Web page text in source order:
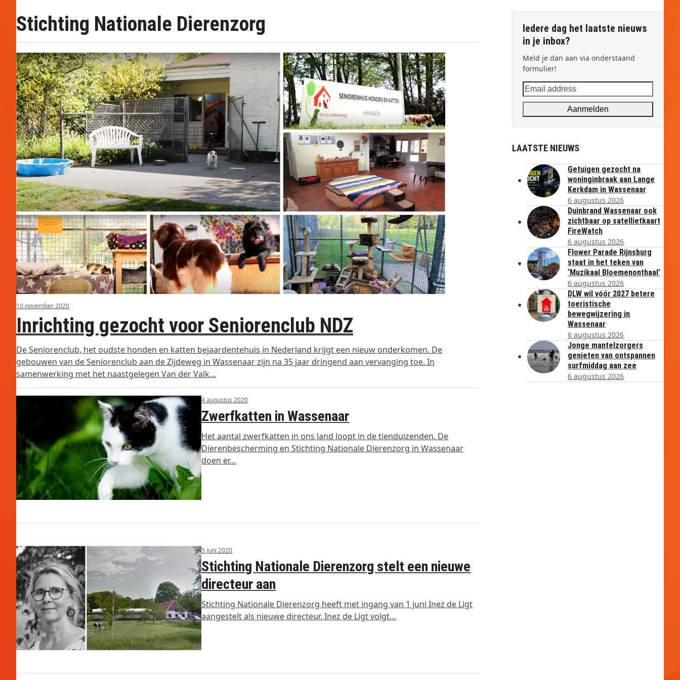
Stichting Nationale Dierenzorg
10 november 2020
Inrichting gezocht voor Seniorenclub NDZ
De Seniorenclub, het oudste honden en katten bejaardentehuis in Nederland krijgt een nieuw onderkomen. De
gebouwen van de Seniorenclub aan de Zijdeweg in Wassenaar zijn na 35 jaar dringend aan vervanging toe. In
samenwerking met het naastgelegen Van der Valk…
4 augustus 2020
Zwerfkatten in Wassenaar
Het aantal zwerfkatten in ons land loopt in de tienduizenden. De
Dierenbescherming en Stichting Nationale Dierenzorg in Wassenaar
doen er…
5 juni 2020
Stichting Nationale Dierenzorg stelt een nieuwe
directeur aan
Stichting Nationale Dierenzorg heeft met ingang van 1 juni Inez de Ligt
aangestelt als nieuwe directeur. Inez de Ligt volgt…
Iedere dag het laatste nieuws
in je inbox?
Meld je dan aan via onderstaand
formulier!
Email
address
Aanmelden
LAATSTE NIEUWS
Getuigen gezocht na
woninginbraak aan Lange
Kerkdam in Wassenaar
6 augustus 2026
Duinbrand Wassenaar ook
zichtbaar op satellietkaart
FireWatch
6 augustus 2026
Flower Parade Rijnsburg
staat in het teken van
‘Muzikaal Bloemenonthaal’
6 augustus 2026
DLW wil vóór 2027 betere
toeristische
bewegwijzering in
Wassenaar
6 augustus 2026
Jonge mantelzorgers
genieten van ontspannen
surfmiddag aan zee
6 augustus 2026